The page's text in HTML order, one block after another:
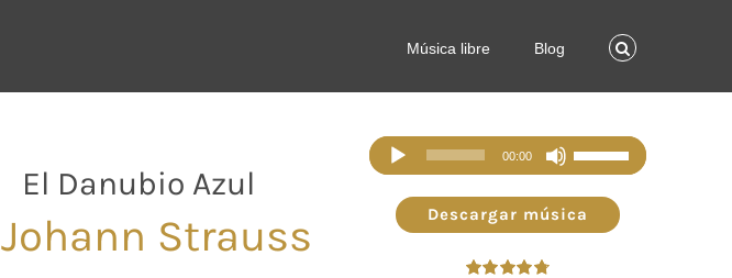
Música libre Blog
El Danubio Azul
Johann Strauss
Reproductor
de
audio
00:00
Utiliza
las
teclas
Descargar música